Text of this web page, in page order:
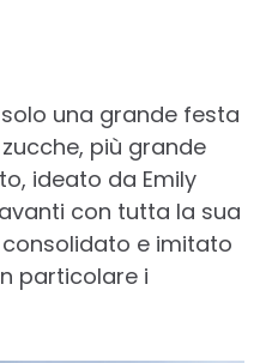
una grande festa
più grande
ideato da Emily
con tutta la sua
e imitato
particolare i